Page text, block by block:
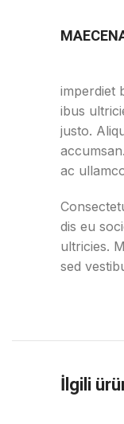
imperdiet
ibus
justo.
ac
dis eu
ultricies.
sed
İlgili